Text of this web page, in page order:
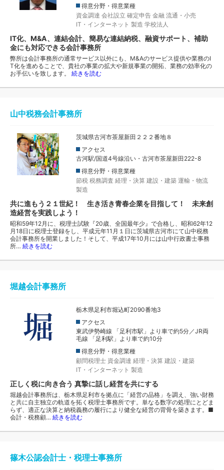
得意分野・得意業種
資金調達 会社設立 確定申告 金融 流通・小売
IT・インターネット 製造 学校法人
IT化、M&A、連結会計、簡易な連結納税、融資サポート、補助
金にも対応できる会計事務所
弊所は会計事務所の通常サービス以外にも、M&Aのサービス提供や業務のI
T化を進めることで、貴社の事業の拡大や新規事業の開拓、業務の効率化の
お手伝いを致します。 続きを読む
山中税務会計事務所
茨城県古河市茶屋新田２２２番地８
アクセス
古河駅/国道4号線沿い・古河市茶屋新田222-8
得意分野・得意業種
節税 税務調査 経理・決算 建設・建築 運輸・物流
製造
共に進もう２１世紀！ 生き活き青春企業を目指して！ 未来創
造経営を実践しよう！
昭和59年12月に、税理士試験『20歳、全国最年少』で合格し、昭和62年12
月18日に税理士登録をし、平成元年11月１日に茨城県古河市にて山中税務
会計事務所を開業しました！そして、平成17年10月には山中行政書士事務
所… 続きを読む
堀越会計事務所
栃木県足利市堀込町2090番地3
アクセス
東武伊勢崎線 「足利市駅」より車で約5分／JR両
毛線 「足利駅」より車で約10分
得意分野・得意業種
顧問税理士 資金調達 経理・決算 建設・建築
IT・インターネット 製造
正しく税に向き合う 真摯に話し経営を共にする
堀越会計事務所は、栃木県足利市を拠点に「経営の品格」を調え、強い財務
と共に自主独立の軌道を拓く税理士事務所です。単なる数字の処理にとどま
らず、適正な決算と納税義務の履行により健全な経営の背骨を築きます。■
会計・税務顧… 続きを読む
篠木公認会計士・税理士事務所